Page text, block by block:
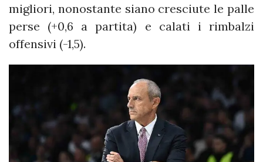
migliori, nonostante siano cresciute le palle
perse (+0,6 a partita) e calati i rimbalzi
offensivi (-1,5).